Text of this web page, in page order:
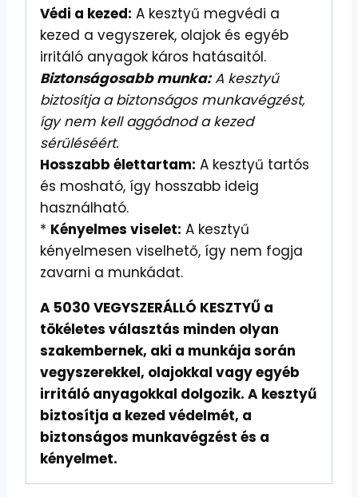
Védi a kezed: A kesztyű megvédi a
kezed a vegyszerek, olajok és egyéb
irritáló anyagok káros hatásaitól.
Biztonságosabb munka:A kesztyű
biztosítja a biztonságos munkavégzést,
így nem kell aggódnod a kezed
sérüléséért.
Hosszabb élettartam: A kesztyű tartós
és mosható, így hosszabb ideig
használható.
* Kényelmes viselet: A kesztyű
kényelmesen viselhető, így nem fogja
zavarni a munkádat.
A 5030 VEGYSZERÁLLÓ KESZTYŰ a
tökéletes választás minden olyan
szakembernek, aki a munkája során
vegyszerekkel, olajokkal vagy egyéb
irritáló anyagokkal dolgozik. A kesztyű
biztosítja a kezed védelmét, a
biztonságos munkavégzést és a
kényelmet.